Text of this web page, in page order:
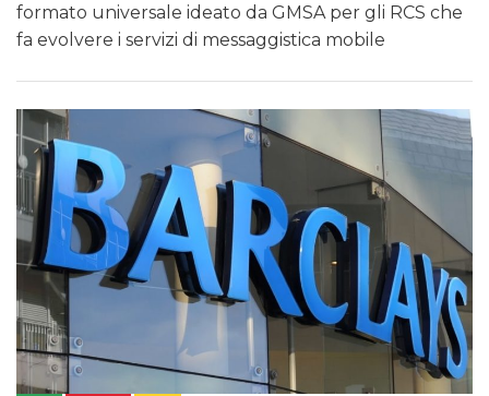
formato universale ideato da GMSA per gli RCS che
fa evolvere i servizi di messaggistica mobile